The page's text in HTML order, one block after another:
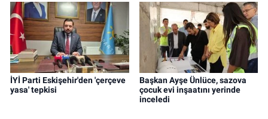
İYİ Parti Eskişehir'den 'çerçeve
yasa' tepkisi
Başkan Ayşe Ünlüce, sazova
çocuk evi inşaatını yerinde
inceledi